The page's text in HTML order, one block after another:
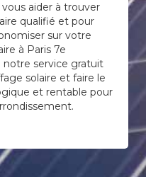
aider à trouver
qualifié et pour
sur votre
à Paris 7e
service gratuit
solaire et faire le
et rentable pour